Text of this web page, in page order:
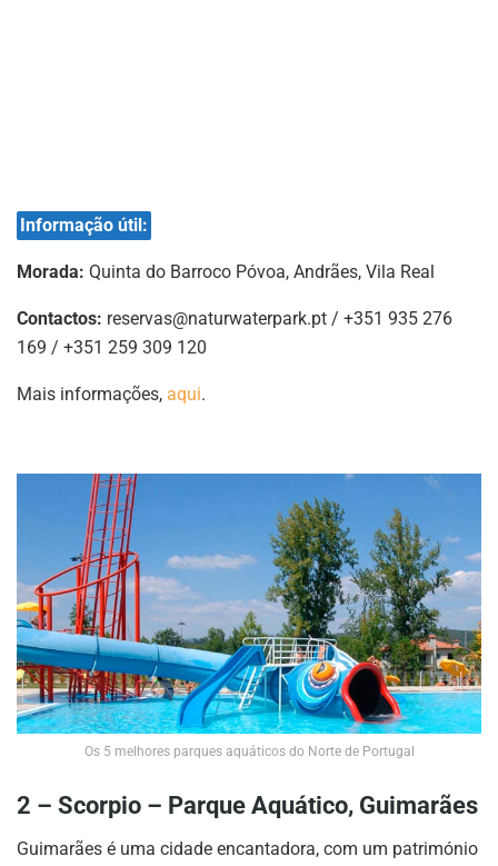
Informação útil:
Morada: Quinta do Barroco Póvoa, Andrães, Vila Real
Contactos: reservas@naturwaterpark.pt / +351 935 276
169 / +351 259 309 120
Mais informações, aqui.
Os 5 melhores parques aquáticos do Norte de Portugal
2 – Scorpio – Parque Aquático, Guimarães
Guimarães é uma cidade encantadora, com um património